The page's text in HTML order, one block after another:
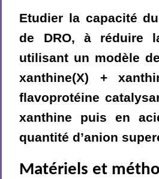
Etudier la capacité
de DRO, à réduire
utilisant un modèle
xanthine(X) +
flavoprotéine
xanthine puis en
quantité d’anion
Matériels et